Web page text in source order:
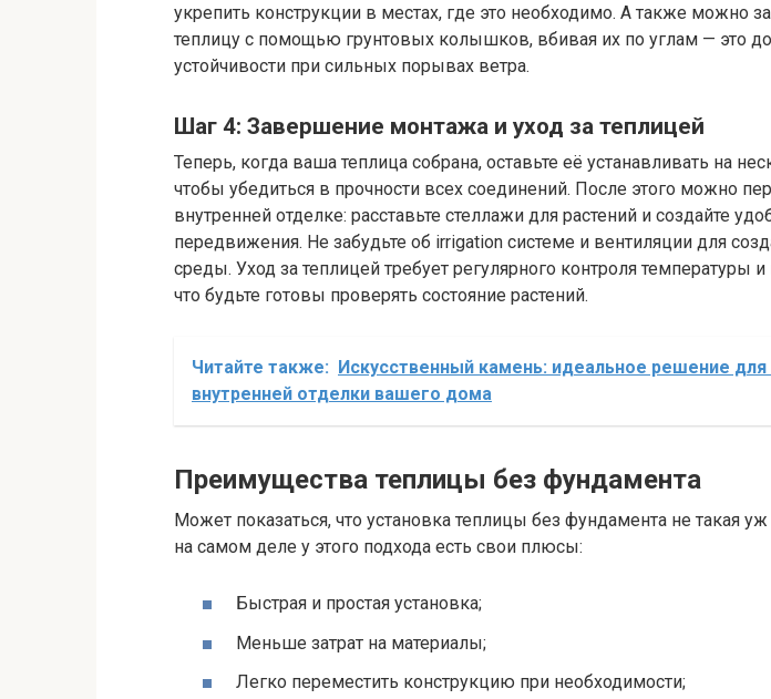
укрепить конструкции в местах, где это необходимо. А также можно
теплицу с помощью грунтовых колышков, вбивая их по углам — это
устойчивости при сильных порывах ветра.
Шаг 4: Завершение монтажа и уход за теплицей
Теперь, когда ваша теплица собрана, оставьте её устанавливать на
чтобы убедиться в прочности всех соединений. После этого можно
внутренней отделке: расставьте стеллажи для растений и создайте
передвижения. Не забудьте об irrigation системе и вентиляции для
среды. Уход за теплицей требует регулярного контроля температуры
что будьте готовы проверять состояние растений.
Читайте также:
Искусственный камень: идеальное решение для
внутренней отделки вашего дома
Преимущества теплицы без фундамента
Может показаться, что установка теплицы без фундамента не такая
на самом деле у этого подхода есть свои плюсы:
Быстрая и простая установка;
Меньше затрат на материалы;
Легко переместить конструкцию при необходимости;